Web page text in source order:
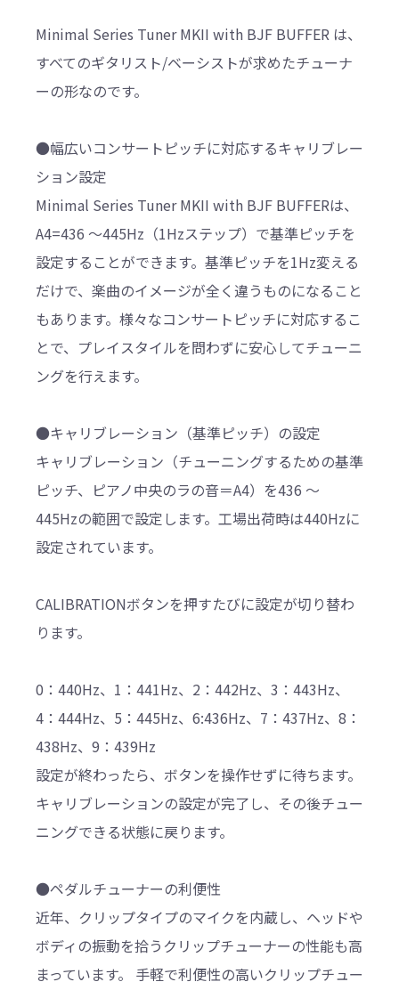
Minimal Series Tuner MKII with BJF BUFFER は、
すべてのギタリスト/ベーシストが求めたチューナ
ーの形なのです。
●幅広いコンサートピッチに対応するキャリブレー
ション設定
Minimal Series Tuner MKII with BJF BUFFERは、
A4=436 ～445Hz（1Hzステップ）で基準ピッチを
設定することができます。基準ピッチを1Hz変える
だけで、楽曲のイメージが全く違うものになること
もあります。様々なコンサートピッチに対応するこ
とで、プレイスタイルを問わずに安心してチューニ
ングを行えます。
●キャリブレーション（基準ピッチ）の設定
キャリブレーション（チューニングするための基準
ピッチ、ピアノ中央のラの音＝A4）を436 ～
445Hzの範囲で設定します。工場出荷時は440Hzに
設定されています。
CALIBRATIONボタンを押すたびに設定が切り替わ
ります。
0：440Hz、1：441Hz、2：442Hz、3：443Hz、
4：444Hz、5：445Hz、6:436Hz、7：437Hz、8：
438Hz、9：439Hz
設定が終わったら、ボタンを操作せずに待ちます。
キャリブレーションの設定が完了し、その後チュー
ニングできる状態に戻ります。
●ペダルチューナーの利便性
近年、クリップタイプのマイクを内蔵し、ヘッドや
ボディの振動を拾うクリップチューナーの性能も高
まっています。 手軽で利便性の高いクリップチュー